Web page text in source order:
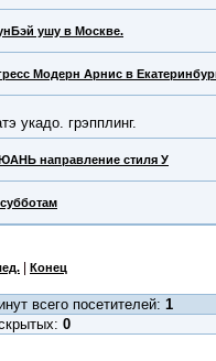
ушу в Москве.
Модерн Арнис в
укадо. грэпплинг.
направление стиля У
Конец
всего посетителей: 1
0